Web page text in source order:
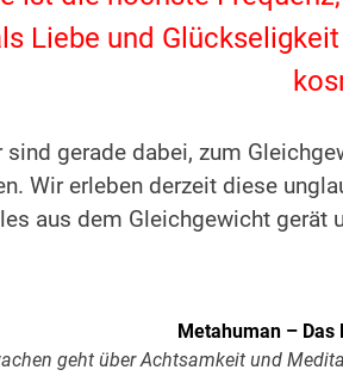
Liebe und
sind gerade dabei, zum
Wir erleben derzeit diese
aus dem Gleichgewicht gerät
Metahuman –
geht über Achtsamkeit und